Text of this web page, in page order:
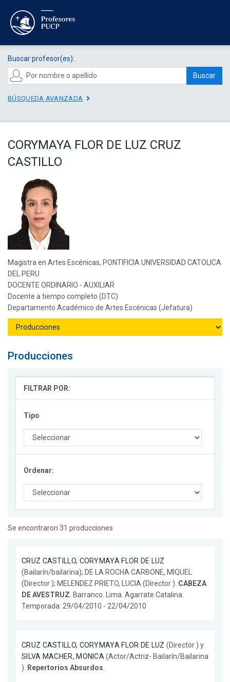
Buscar profesor(es):
Buscar
BÚSQUEDA AVANZADA
CORYMAYA FLOR DE LUZ CRUZ
CASTILLO
Magistra en Artes Escénicas, PONTIFICIA UNIVERSIDAD CATOLICA
DEL PERU
DOCENTE ORDINARIO - AUXILIAR
Docente a tiempo completo (DTC)
Departamento Académico de Artes Escénicas (Jefatura)
Producciones
FILTRAR POR:
Tipo
Ordenar:
Se encontraron 31 producciones
CRUZ CASTILLO, CORYMAYA FLOR DE LUZ
(Bailarín/bailarina); DE LA ROCHA CARBONE, MIQUEL
(Director ); MELENDEZ PRIETO, LUCIA (Director ). CABEZA
DE AVESTRUZ. Barranco. Lima. Agarrate Catalina.
Temporada: 29/04/2010 - 22/04/2010
CRUZ CASTILLO, CORYMAYA FLOR DE LUZ (Director ) y
SILVA MACHER, MONICA(Actor/Actriz- Bailarín/Bailarina
). Repertorios Absurdos.